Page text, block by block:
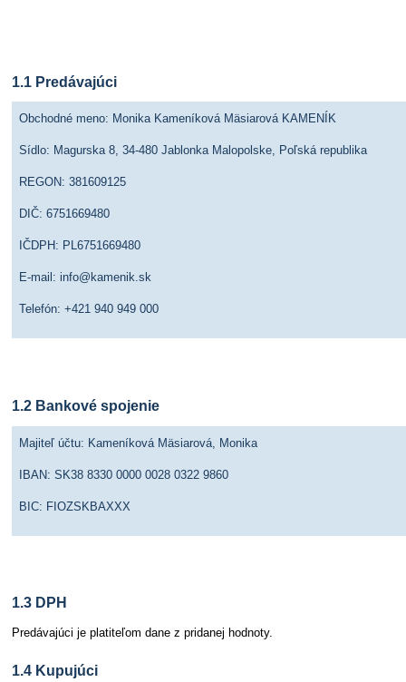
1.1 Predávajúci
Obchodné meno: Monika Kameníková Mäsiarová KAMENÍK
Sídlo: Magurska 8, 34-480 Jablonka Malopolske, Poľská republika
REGON: 381609125
DIČ: 6751669480
IČDPH: PL6751669480
E-mail: info@kamenik.sk
Telefón: +421 940 949 000
1.2 Bankové spojenie
Majiteľ účtu: Kameníková Mäsiarová, Monika
IBAN: SK38 8330 0000 0028 0322 9860
BIC: FIOZSKBAXXX
1.3 DPH
Predávajúci je platiteľom dane z pridanej hodnoty.
1.4 Kupujúci